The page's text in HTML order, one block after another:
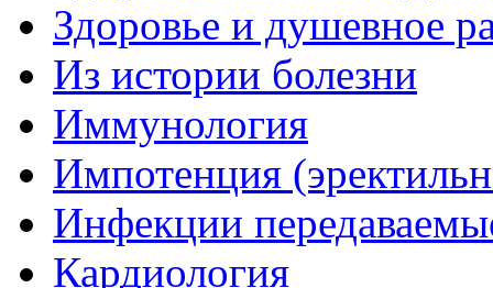
Здоровье и душевное
Из истории болезни
Иммунология
Импотенция
Инфекции
Кардиология